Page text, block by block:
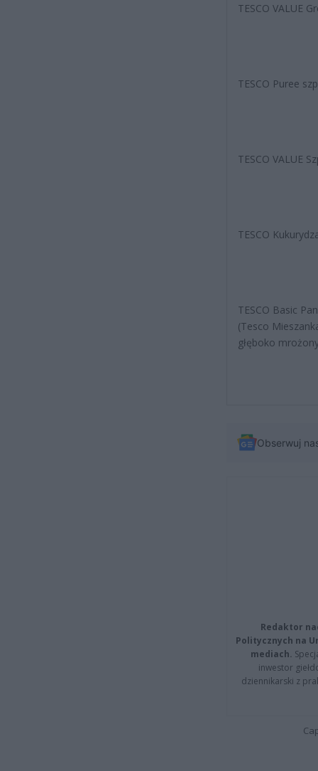
TESCO VALUE
TESCO Puree
TESCO VALUE
TESCO
TESCO Basic
(Tesco
głęboko
Obserwuj
Redaktor
Politycznych na
mediach.
inwestor
dziennikarski z